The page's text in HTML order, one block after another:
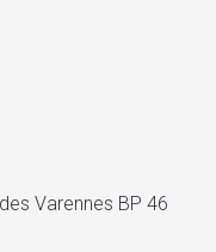
Varennes BP 46